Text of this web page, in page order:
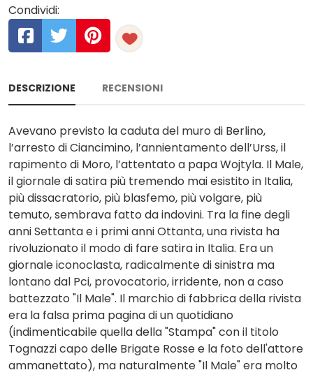
Condividi:
DESCRIZIONE RECENSIONI
Avevano previsto la caduta del muro di Berlino,
l’arresto di Ciancimino, l’annientamento dell’Urss, il
rapimento di Moro, l’attentato a papa Wojtyla. Il Male,
il giornale di satira più tremendo mai esistito in Italia,
più dissacratorio, più blasfemo, più volgare, più
temuto, sembrava fatto da indovini. Tra la fine degli
anni Settanta e i primi anni Ottanta, una rivista ha
rivoluzionato il modo di fare satira in Italia. Era un
giornale iconoclasta, radicalmente di sinistra ma
lontano dal Pci, provocatorio, irridente, non a caso
battezzato "Il Male". Il marchio di fabbrica della rivista
era la falsa prima pagina di un quotidiano
(indimenticabile quella della "Stampa" con il titolo
Tognazzi capo delle Brigate Rosse e la foto dell'attore
ammanettato), ma naturalmente "Il Male" era molto